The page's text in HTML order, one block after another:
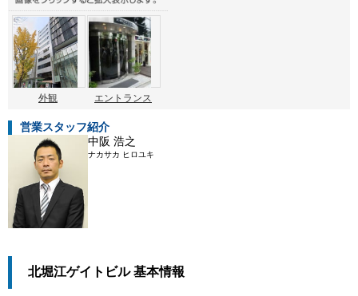
外観 エントランス
営業スタッフ紹介
中阪 浩之
ナカサカ ヒロユキ
北堀江ゲイトビル 基本情報